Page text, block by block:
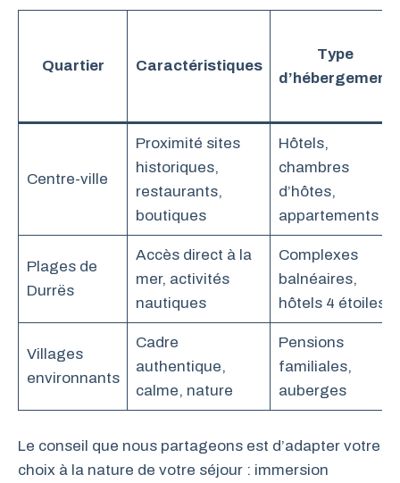
Quartier Caractéristiques
Type
d’hébergement
Centre-ville
Proximité sites
historiques,
restaurants,
boutiques
Hôtels,
chambres
d’hôtes,
appartements
Plages de
Durrës
Accès direct à la
mer, activités
nautiques
Complexes
balnéaires,
hôtels 4 étoiles
Villages
environnants
Cadre
authentique,
calme, nature
Pensions
familiales,
auberges
Le conseil que nous partageons est d’adapter votre
choix à la nature de votre séjour : immersion